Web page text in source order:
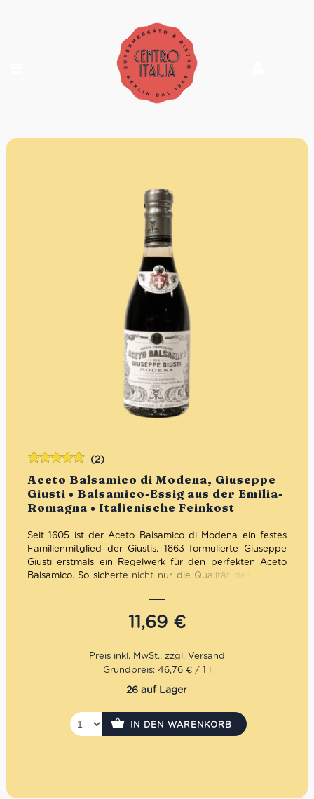
Aceto Balsamico di Modena, Giuseppe
Giusti • Balsamico-Essig aus der Emilia-
Romagna • Italienische Feinkost
(2)
Seit 1605 ist der Aceto Balsamico di Modena ein festes
Familienmitglied der Giustis. 1863 formulierte Giuseppe
Giusti erstmals ein Regelwerk für den perfekten Aceto
Balsamico. So sicherte nicht nur die Qualität des Acetos,
11,69 €
mit5.00 von
5
Grundpreis: 46,76 € / 1 l
26 auf Lager
IN DEN WARENKORB